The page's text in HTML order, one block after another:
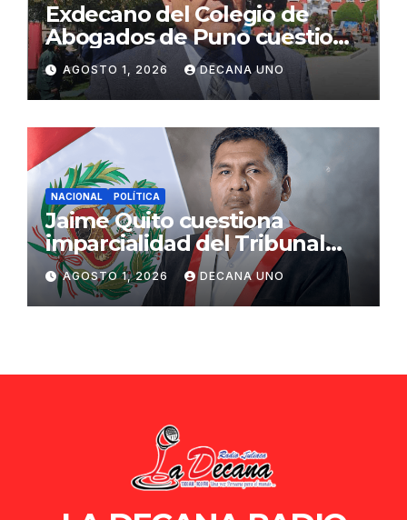
Exdecano del Colegio de
Abogados de Puno cuestiona
propuestas sobre seguridad
ciudadana
AGOSTO 1, 2026 DECANA UNO
NACIONAL POLÍTICA
Jaime Quito cuestiona
imparcialidad del Tribunal
Constitucional tras liberación
de Ollanta Humala
AGOSTO 1, 2026 DECANA UNO